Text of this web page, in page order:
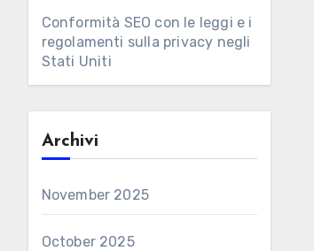
Conformità SEO con le leggi e i
regolamenti sulla privacy negli
Stati Uniti
Archivi
November 2025
October 2025